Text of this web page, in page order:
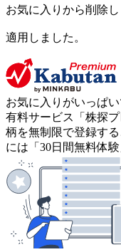
お気に入りから削除し
適用しました。
お気に入りがいっぱい
有料サービス「株探
柄を無制限で登録す
には「30日間無料体験